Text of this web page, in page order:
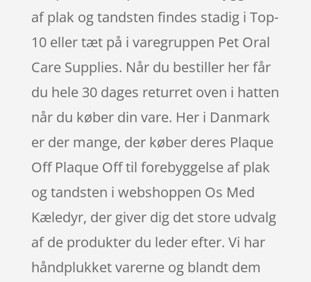
af plak og tandsten findes stadig i Top-
10 eller tæt på i varegruppen Pet Oral
Care Supplies. Når du bestiller her får
du hele 30 dages returret oven i hatten
når du køber din vare. Her i Danmark
er der mange, der køber deres Plaque
Off Plaque Off til forebyggelse af plak
og tandsten i webshoppen Os Med
Kæledyr, der giver dig det store udvalg
af de produkter du leder efter. Vi har
håndplukket varerne og blandt dem